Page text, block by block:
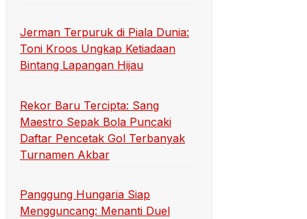
Jerman Terpuruk di Piala Dunia:
Toni Kroos Ungkap Ketiadaan
Bintang Lapangan Hijau
Rekor Baru Tercipta: Sang
Maestro Sepak Bola Puncaki
Daftar Pencetak Gol Terbanyak
Turnamen Akbar
Panggung Hungaria Siap
Mengguncang: Menanti Duel